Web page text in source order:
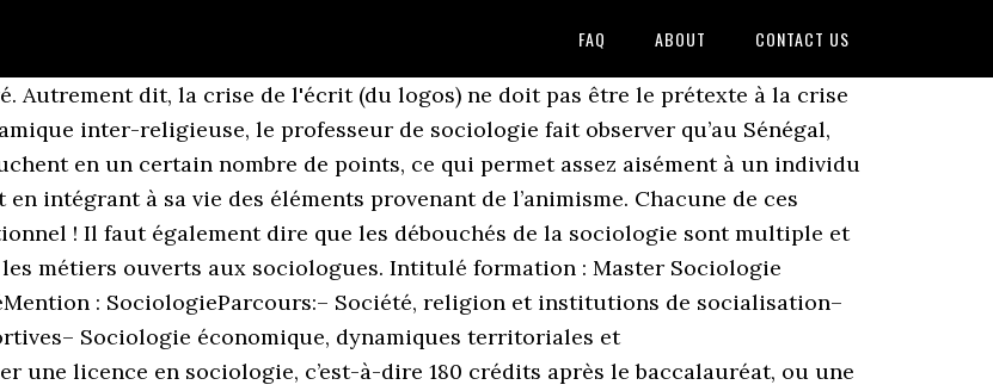
FAQ ABOUT CONTACT US
par Ambassadeur des Etudiants et publié depuis Overblog Les étudiants en sociologie de l’UVS (Thiès) ont organisé une conférence ce 24 août, à la mairie de la commune de l’arrondissement Thiès-Ouest. La crise des modèles de développement post indépendance à tendance macro conjuguée aux effets de la mondialisation en termes de flexibilité ou de proximité, a accentué la remontée du local, d’où le terme «globalisation». Moustapha Tamba. La L1 est commune à tous les étudiants (pas de parcours-types). L’obtention de la Licence en sociologie permet d’accéder au Master qui ouvre des perspectives pour les professions suivantes : journaliste ou chargé du marketing, de la communication ou encore des ressources humaines dans les entreprises publiques ou privées, les ONG, les collectivités locales, etc.. cours-vidéo/ Régulation de la glycémie : SVT-Terminale, CALENDRIER CONCOURS D'ENTRÉE AU CESTI 2019, Présentation de l’École Nationale de la Statistique et de l’Analyse économique (ENSAE), Cours – Terminale – Physique : La Dynamique – Suite 7, Améliorer son orthographe : fabricant ou fabriquant, Corrections des épreuves de 2nd tour du Bac 2020, Bac 2020 : Toutes les épreuves du 2nd tour, Epreuves du Bac + Corrections de 2010 à 2020 (Toutes les séries), Bac 2020 : Correction des épreuves du 1er Groupe (Toutes les Séries), Annale des anciennes épreuves du Bac 2015 – Toutes les séries (En PDF), Calendrier Général de tous les concours ouverts en 2021, Exemple de Demande Manuscrite pour une Bourse, UADB: Appel à Candidature Licence en Ingénierie Ecologique et Management Environnemental, ISFAR: Appel à Candidature Master Développement Agricole et Rurale, ISFAR: Appel à Candidature pour un Master Gestion des Aires Protégées et de la Faune, ISFAR: Appel à Candidature Licence Professionnelle Conseil Agricole et Rurale, Recrutement d’étudiants en Licence 3 informatique pour 2020-2021, Le Maroc offre 150 bourses de formations aux bacheliers 2020. journaliste ou chargé du marketing, de la communication ou encore des ressources humaines dans les entreprises publiques ou privées, les ONG, les collectivités locales, etc.. – Théories et paradigmes– Méthodologie de recherche en sciences sociales– Immersion en milieu socioprofessionnel– Management des projets– Patrimoine et Modernité– Religions et Sociétés– Écoles et Famille– Travail et Organisation– Sociologie du Sport– Économie et Développement– Communication et Médias– Sociologie des Sciences et Techniques– Santé et Environnement– Mémoire. Toutefois, cette remontée s’accompagne également d’une transformation du local. Il en était de même en Algérie et en côte d’ivoire qui ont eu aussi des formes de rejet de la sociologie. Aminata DIAGNE Master II Economie Rurale et politiques … Ces filières sont privilégiées par les bacheliers L. Ceux-ci représentent près de la moitié des effectifs. Étudier la sociologie signifie apprendre à lire la société dans sa complexité et ouvre des pistes professionnelles très vastes. Conçu par Sunucode, Cliquez ici pour accéder à toutes les offres d'emplis et de stages actuellement disponibles au Sénégal. Enquête sur les nouveaux chantres de la souveraineté. Bourses des étudiants : Plus de 4 milliards payés à des non ayant-droits, en 2 ans ! Tous ces facteurs de précarité sont issus du poids de la pauvreté et de l’informalité au Sénégal, mais la précarité des travailleuses domestiques est aussi liée aux conceptions courantes de la qualification qui classent le travail domestique dans le secteur informel peu rentable des services aux particuliers. Master de Langue espagnole et civilisations hispaniques Concertation Nationale sur l’Avenir de l’Enseignement Supérieur au Sénégal et du document sur les décisions présidentielles relatives à l’enseignement supérieur et à la recherche. - Aide Afrique vous aide. Pays. Le sociologue tente de comprendre les mécanismes qui régissent les rapports des individus entre eux et plus largement ceux qui président à l'organisation de la société. Georges Balandier (Préfacier) Note moyenne ... elle vit une phase nouvelle de son histoire caractérisée par l'organisation de colloques et la création de départements de Sociologie dans les universités sénégalaises. Elle assure aux étudiants une formation diversifiée et solide en sociologie pour la compréhension des sociétés contemporaines, de leur diversité et de leurs dynamiques, ceci en rapport avec une ouverture à d’autres disciplines des sciences sociales (anthropologie, psychosociologie, … L’objectif de cette licence de sociologie appliquée est de former des sociologues spécialisés dans l’intervention sociale. Dans un second temps, un département de Pscho-sociologie ayant été crée, il dirigea le … Voici l'évolution de cette discipline dans le contexte sénégalais. Découvrez toutes les démarches pour obtenir votre préinscription et partir étudier à l'étranger. Pôle lettres, sciences humaines et de l’ éducation, Spécialiste en suivi et évaluation de projets, Spécialiste en techniques et médiation sociale, Conseiller en entreprises et milieux socioprofessionnels. Chacune de ces filières peut déboucher sur un parcours exceptionnel ! Au Sénégal, il y a un programme d'introduction des langues nationales dans le système scolaire et la vulg . Débouchés. Contenu de la formation Licence 1. Déjà en 2002 le président Abdoulaye Wade disait que le Sénégal n’a pas besoin de sociologue et de philosophe, que les étudiants doivent faire des études rentables pour le pays notamment le droit et les finances. Dans un premier temps, il enseigna la sociologie au département de philosophie dans le cadre du certificat de « Morale et Sociologie » de la licence de philosophie. Sociologie au Sénégal - E-book - PDF. Université Gaston Berger - Saint-Louis du Sénégal. Cela est un signe de désengagement étatique qui décourage le développement de la … Après les indépendances africaines, les autorités politiques considéraient la sociologie com Master d'Anglais. Sociologie au sénégal par Moustapha Tamba aux éditions L'Harmattan. Dans tous les cas, il faut posséder des capacités rédactionnelles, savoir élaborer un plan et organiser une argumentation.Il existe des débouchés à bac + 5 (master, école), dans les secteurs de la